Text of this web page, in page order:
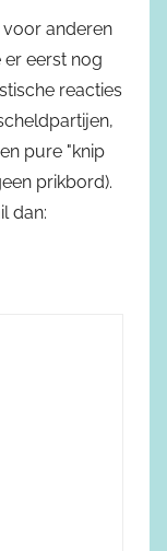
anderen
eerst nog
reacties
pure "knip
prikbord).
dan: